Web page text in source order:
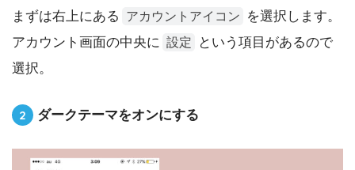
まずは右上にある アカウントアイコン
を選択します。
アカウント画面の中央に 設定
という項目があるので
選択。
2 ダークテーマをオンにする